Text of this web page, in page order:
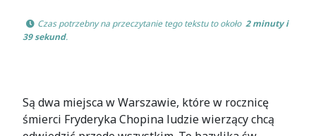
Czas potrzebny na przeczytanie tego tekstu to około 2 minuty i
39 sekund.
Są dwa miejsca w Warszawie, które w rocznicę
śmierci Fryderyka Chopina ludzie wierzący chcą